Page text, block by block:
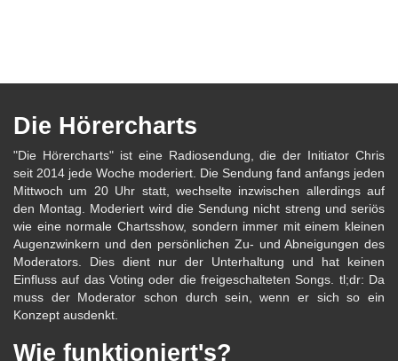
Die Hörercharts
"Die Hörercharts" ist eine Radiosendung, die der Initiator Chris
seit 2014 jede Woche moderiert. Die Sendung fand anfangs jeden
Mittwoch um 20 Uhr statt, wechselte inzwischen allerdings auf
den Montag. Moderiert wird die Sendung nicht streng und seriös
wie eine normale Chartsshow, sondern immer mit einem kleinen
Augenzwinkern und den persönlichen Zu- und Abneigungen des
Moderators. Dies dient nur der Unterhaltung und hat keinen
Einfluss auf das Voting oder die freigeschalteten Songs. tl;dr: Da
muss der Moderator schon durch sein, wenn er sich so ein
Konzept ausdenkt.
Wie funktioniert's?